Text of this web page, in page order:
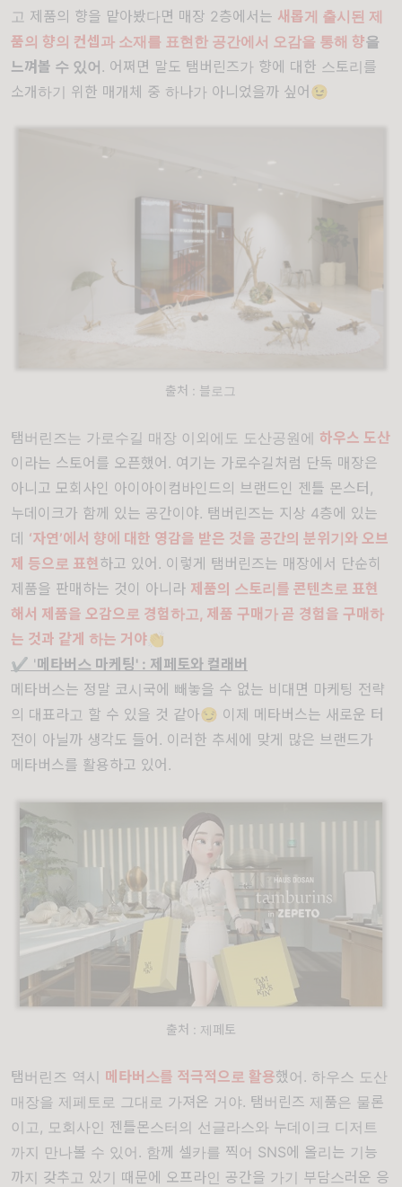
고 제품의 향을 맡아봤다면 매장 2층에서는 새롭게 출시된 제
품의 향의 컨셉과 소재를 표현한 공간에서 오감을 통해 향을
느껴볼 수 있어 . 어쩌면 말도 탬버린즈가 향에 대한 스토리를
소개하기 위한 매개체 중 하나가 아니었을까 싶어😉
출처 : 블로그
탬버린즈는 가로수길 매장 이외에도 도산공원에 하우스 도산
이라는 스토어를 오픈했어. 여기는 가로수길처럼 단독 매장은
아니고 모회사인 아이아이컴바인드의 브랜드인 젠틀 몬스터,
누데이크가 함께 있는 공간이야. 탬버린즈는 지상 4층에 있는
데 ‘자연’에서 향에 대한 영감을 받은 것을 공간의 분위기와 오브
제 등으로 표현 하고 있어. 이렇게 탬버린즈는 매장에서 단순히
제품을 판매하는 것이 아니라 제품의 스토리를 콘텐츠로 표현
해서 제품을 오감으로 경험하고, 제품 구매가 곧 경험을 구매하
는 것과 같게 하는 거야👏
✔️ '메타버스 마케팅' : 제페토와 컬래버
메타버스는 정말 코시국에 빼놓을 수 없는 비대면 마케팅 전략
의 대표라고 할 수 있을 것 같아😏 이제 메타버스는 새로운 터
전이 아닐까 생각도 들어. 이러한 추세에 맞게 많은 브랜드가
메타버스를 활용하고 있어.
출처 : 제페토
탬버린즈 역시 메타버스를 적극적으로 활용했어. 하우스 도산
매장을 제페토로 그대로 가져온 거야. 탬버린즈 제품은 물론
이고, 모회사인 젠틀몬스터의 선글라스와 누데이크 디저트
까지 만나볼 수 있어. 함께 셀카를 찍어 SNS에 올리는 기능
까지 갖추고 있기 때문에 오프라인 공간을 가기 부담스러운 응